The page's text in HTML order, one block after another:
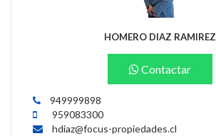
HOMERO DIAZ RAMIREZ
Contactar
949999898
959083300
hdiaz@focus-propiedades.cl